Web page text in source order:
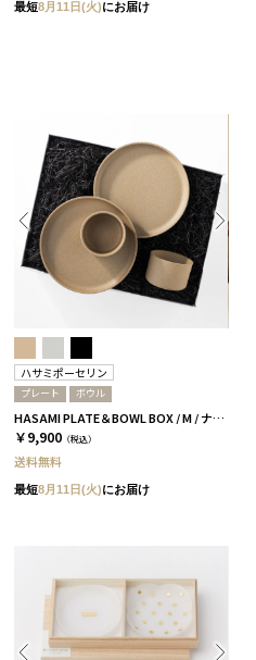
最短8月11日(火)にお届け
ハサミポーセリン
プレート ボウル
HASAMI PLATE＆BOWL BOX / M / ナチュラル［ハサミポーセリン］
￥9,900 （税込）
送料無料
最短8月11日(火)にお届け